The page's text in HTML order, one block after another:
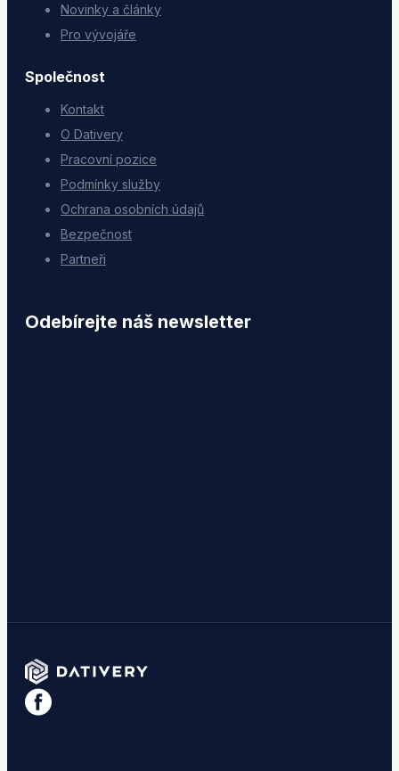
Novinky a články
Pro vývojáře
Společnost
Kontakt
O Dativery
Pracovní pozice
Podmínky služby
Ochrana osobních údajů
Bezpečnost
Partneři
Odebírejte náš newsletter